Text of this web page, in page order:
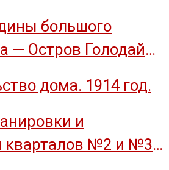
большого
— Остров Голодай
дома. 1914 год.
и
кварталов №2 и №3